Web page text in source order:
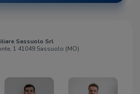
Sassuolo Srl
1 41049 Sassuolo (MO)